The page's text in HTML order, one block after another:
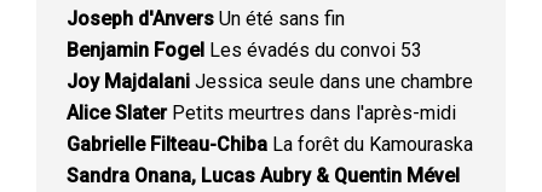
Joseph d'Anvers Un été sans fin
Benjamin Fogel Les évadés du convoi 53
Joy Majdalani Jessica seule dans une chambre
Alice SlaterPetits meurtres dans l'après-midi
Gabrielle Filteau-Chiba La forêt du Kamouraska
Sandra Onana, Lucas Aubry & Quentin Mével